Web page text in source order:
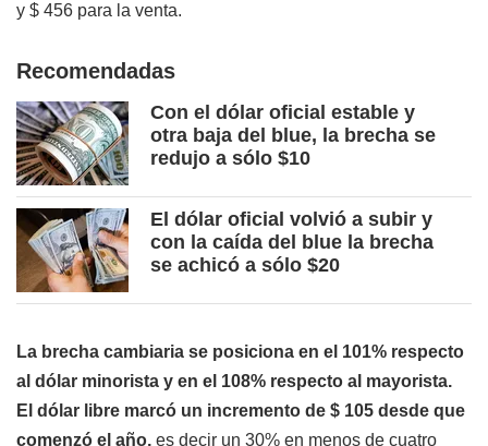
y $ 456 para la venta.
Recomendadas
Con el dólar oficial estable y
otra baja del blue, la brecha se
redujo a sólo $10
El dólar oficial volvió a subir y
con la caída del blue la brecha
se achicó a sólo $20
La brecha cambiaria se posiciona en el 101% respecto
al dólar minorista y en el 108% respecto al mayorista.
El dólar libre marcó un incremento de $ 105 desde que
comenzó el año, es decir un 30% en menos de cuatro